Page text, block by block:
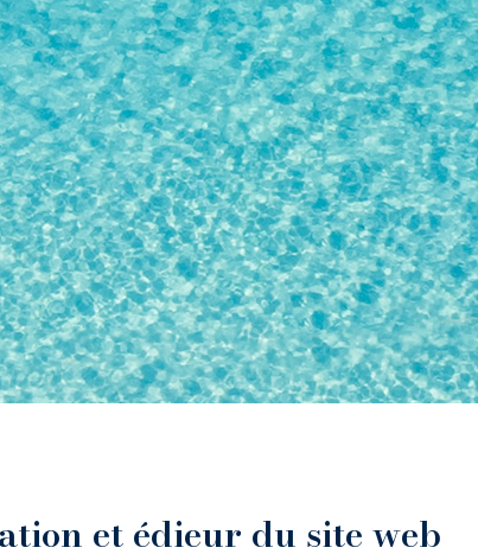
et édieur du site web